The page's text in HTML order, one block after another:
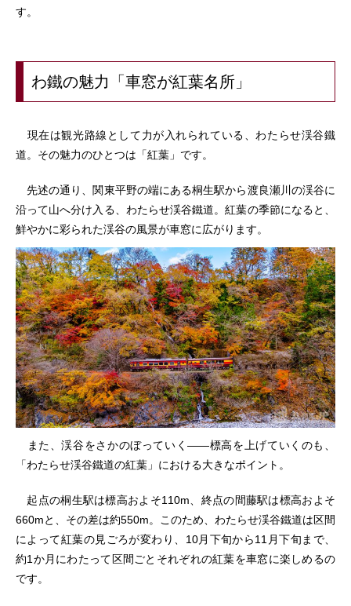
す。
わ鐵の魅力「車窓が紅葉名所」
現在は観光路線として力が入れられている、わたらせ渓谷鐵
道。その魅力のひとつは「紅葉」です。
先述の通り、関東平野の端にある桐生駅から渡良瀬川の渓谷に
沿って山へ分け入る、わたらせ渓谷鐵道。紅葉の季節になると、
鮮やかに彩られた渓谷の風景が車窓に広がります。
また、渓谷をさかのぼっていく――標高を上げていくのも、
「わたらせ渓谷鐵道の紅葉」における大きなポイント。
起点の桐生駅は標高およそ110m、終点の間藤駅は標高およそ
660mと、その差は約550m。このため、わたらせ渓谷鐵道は区間
によって紅葉の見ごろが変わり、10月下旬から11月下旬まで、
約1か月にわたって区間ごとそれぞれの紅葉を車窓に楽しめるの
です。